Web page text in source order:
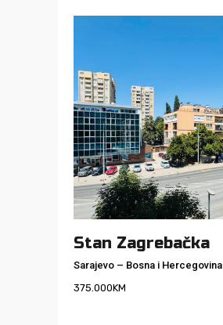
Stan Zagrebačka
Sarajevo – Bosna i Hercegovina
375.000KM